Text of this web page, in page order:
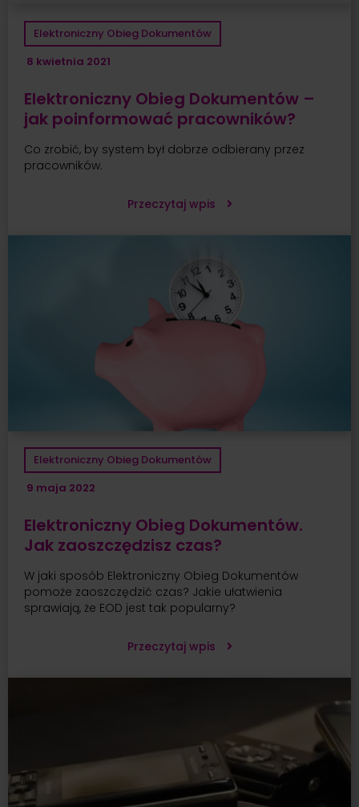
Elektroniczny Obieg Dokumentów
8 kwietnia 2021
Elektroniczny Obieg Dokumentów –
jak poinformować pracowników?
Co zrobić, by system był dobrze odbierany przez
pracowników.
Przeczytaj wpis
Elektroniczny Obieg Dokumentów
9 maja 2022
Elektroniczny Obieg Dokumentów.
Jak zaoszczędzisz czas?
W jaki sposób Elektroniczny Obieg Dokumentów
pomoże zaoszczędzić czas? Jakie ułatwienia
sprawiają, że EOD jest tak popularny?
Przeczytaj wpis